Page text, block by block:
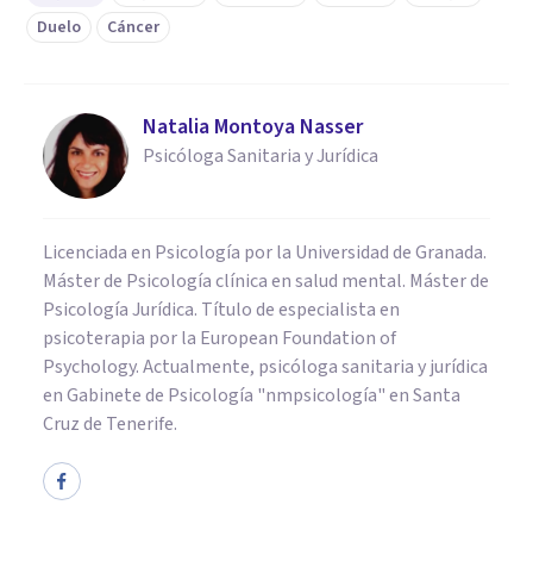
Duelo
Cáncer
Natalia Montoya Nasser
Psicóloga Sanitaria y Jurídica
Licenciada en Psicología por la Universidad de Granada.
Máster de Psicología clínica en salud mental. Máster de
Psicología Jurídica. Título de especialista en
psicoterapia por la European Foundation of
Psychology. Actualmente, psicóloga sanitaria y jurídica
en Gabinete de Psicología "nmpsicología" en Santa
Cruz de Tenerife.